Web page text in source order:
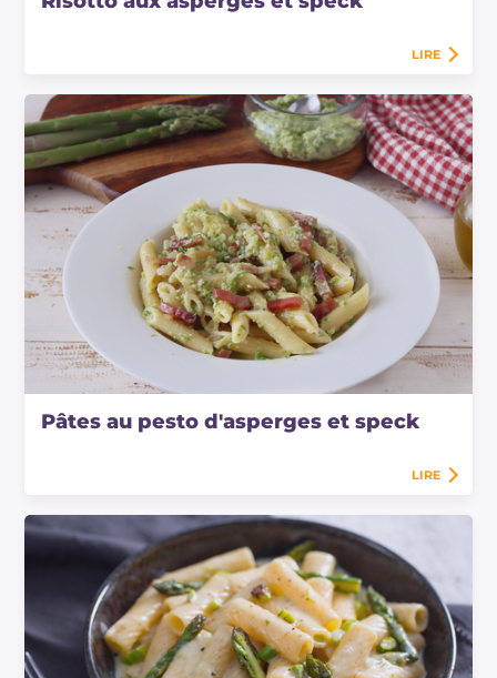
LIRE
Pâtes au pesto d'asperges et speck
LIRE